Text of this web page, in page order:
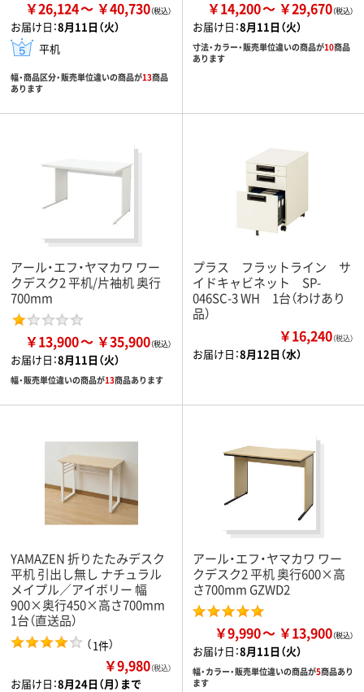
￥26,124 ￥40,730
お届け日：8月11日（火）
平机
幅・商品区分・販売単位違いの商品が13商品
あります
￥14,200 ￥29,670
お届け日：8月11日（火）
寸法・カラー・販売単位違いの商品が10商品
あります
アール・エフ・ヤマカワ ワー
クデスク2 平机/片袖机 奥行
700mm
￥13,900 ￥35,900
お届け日：8月11日（火）
幅・販売単位違いの商品が13商品あります
プラス フラットライン サ
イドキャビネット SP-
046SC-3 WH 1台（わけあり
品）
￥16,240（税込）
お届け日：8月12日（水）
YAMAZEN 折りたたみデスク
平机 引出し無し ナチュラル
メイプル／アイボリー 幅
900×奥行450×高さ700mm
1台（直送品）
（1件）
￥9,980（税込）
お届け日：8月24日（月）まで
アール・エフ・ヤマカワ ワー
クデスク2 平机 奥行600×高
さ700mm GZWD2
￥9,990 ￥13,900
お届け日：8月11日（火）
幅・カラー・販売単位違いの商品が5商品あり
ます